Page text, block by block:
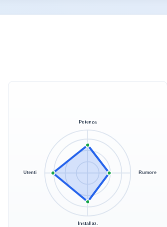
Potenza
Rumore
Installaz.
Utenti